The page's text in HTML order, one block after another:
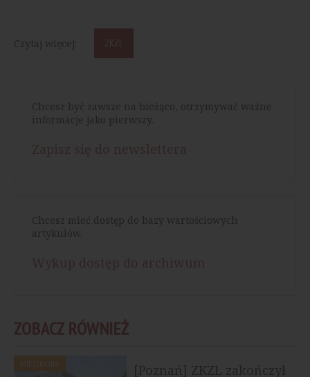
Czytaj więcej: ZKZL
Chcesz być zawsze na bieżąco, otrzymywać ważne
informacje jako pierwszy.
Chcesz mieć dostęp do bazy wartościowych
artykułów.
ZOBACZ RÓWNIEŻ
[Poznań] ZKZL zakończył